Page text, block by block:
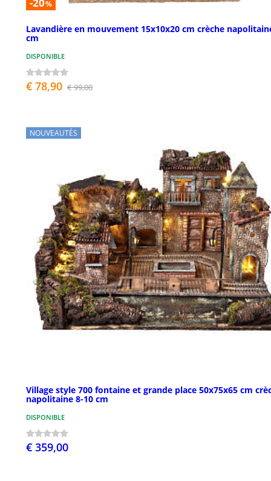
%
Lavandière en mouvement 15x10x20 cm crèche
cm
DISPONIBLE
€ 78,90 € 99,00
NOUVEAUTÉS
Village style 700 fontaine et grande place 50x75x65 cm
napolitaine 8-10 cm
DISPONIBLE
€ 359,00